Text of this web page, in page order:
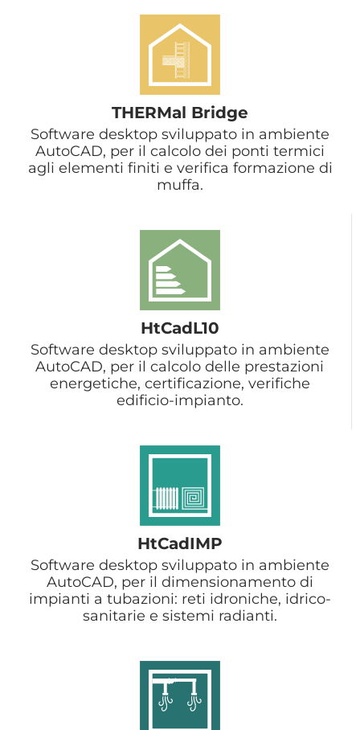
THERMal Bridge
Software desktop sviluppato in ambiente
AutoCAD, per il calcolo dei ponti termici
agli elementi finiti e verifica formazione di
muffa.
HtCadL10
Software desktop sviluppato in ambiente
AutoCAD, per il calcolo delle prestazioni
energetiche, certificazione, verifiche
edificio-impianto.
HtCadIMP
Software desktop sviluppato in ambiente
AutoCAD, per il dimensionamento di
impianti a tubazioni: reti idroniche, idrico-
sanitarie e sistemi radianti.